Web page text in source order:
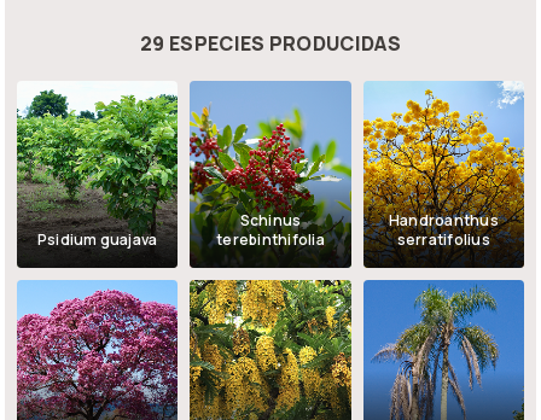
29 ESPECIES PRODUCIDAS
Psidium guajava
Schinus
terebinthifolia
Handroanthus
serratifolius